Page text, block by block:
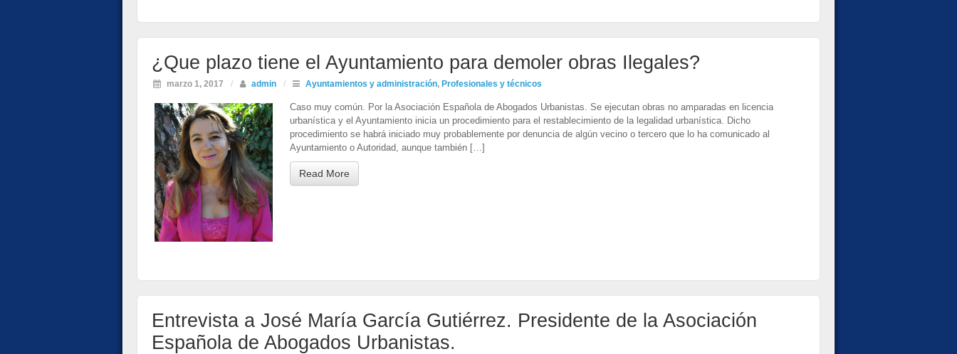
¿Que plazo tiene el Ayuntamiento para demoler obras Ilegales?
marzo 1, 2017 / admin / Ayuntamientos y administración, Profesionales y técnicos
Caso muy común. Por la Asociación Española de Abogados Urbanistas. Se ejecutan obras no amparadas en licencia
urbanística y el Ayuntamiento inicia un procedimiento para el restablecimiento de la legalidad urbanística. Dicho
procedimiento se habrá iniciado muy probablemente por denuncia de algún vecino o tercero que lo ha comunicado al
Ayuntamiento o Autoridad, aunque también […]
Read More
Entrevista a José María García Gutiérrez. Presidente de la Asociación
Española de Abogados Urbanistas.